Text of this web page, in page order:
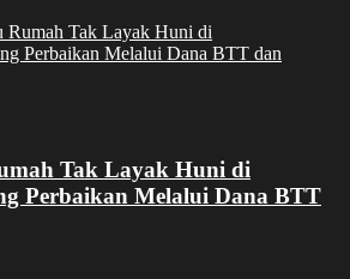
Tak Layak Huni di
Perbaikan Melalui Dana BTT